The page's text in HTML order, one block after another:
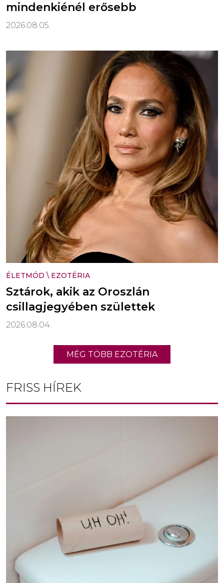
mindenkiénél erősebb
2026.08.05.
ÉLETMÓD \ EZOTÉRIA
Sztárok, akik az Oroszlán
csillagjegyében születtek
2026.08.04.
MÉG TÖBB EZOTÉRIA
FRISS HÍREK